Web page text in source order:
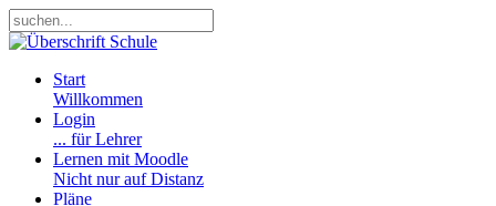
Start
Willkommen
Login
... für Lehrer
Lernen mit Moodle
Nicht nur auf Distanz
Pläne